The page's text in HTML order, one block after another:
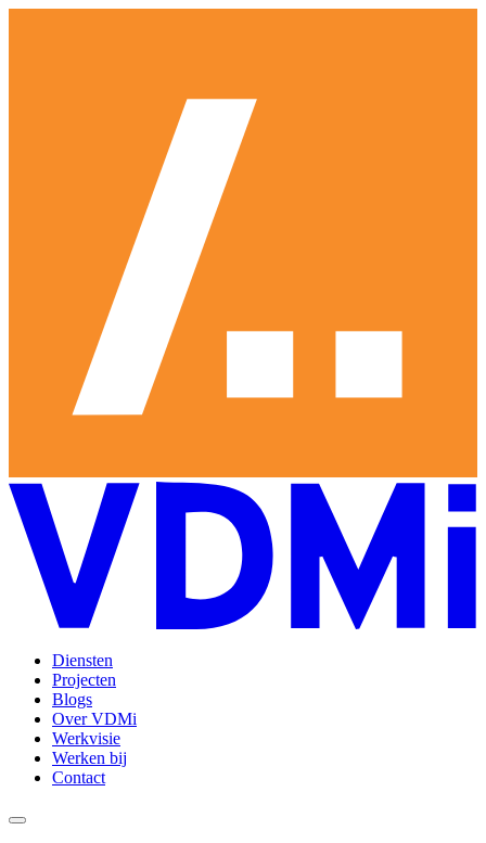
Diensten
Projecten
Blogs
Over VDMi
Werkvisie
Werken bij
Contact